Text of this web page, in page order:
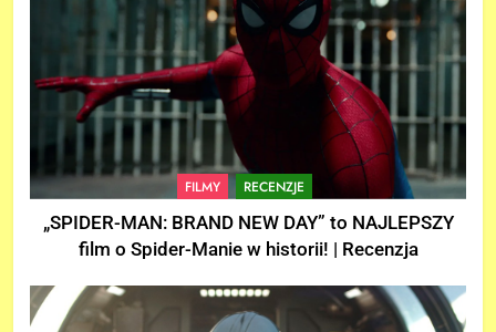
FILMY RECENZJE
„SPIDER-MAN: BRAND NEW DAY” to NAJLEPSZY
film o Spider-Manie w historii! | Recenzja